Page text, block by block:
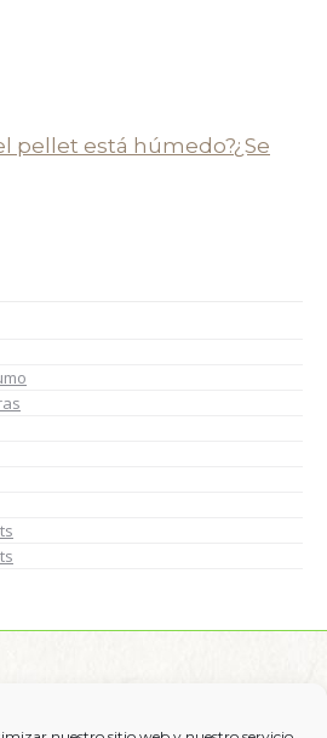
pellet está húmedo?¿Se